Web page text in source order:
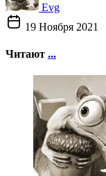
Evg
19 Ноября 2021
Читают ...